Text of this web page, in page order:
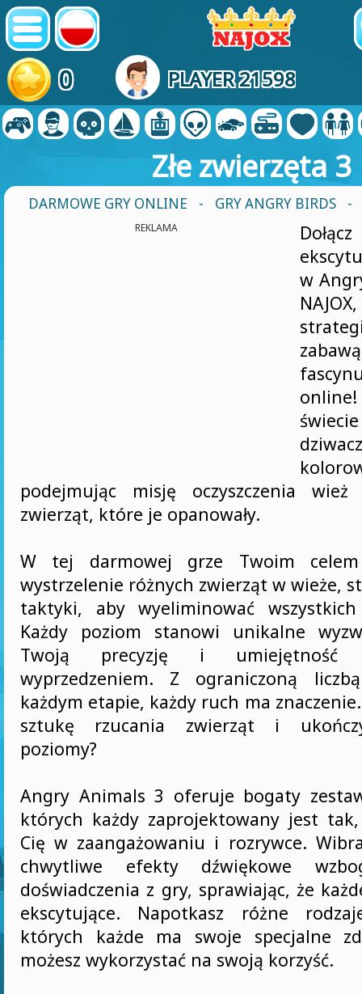
0 PLAYER 21598
Złe zwierzęta 3
DARMOWE GRY ONLINE - GRY ANGRY BIRDS -
REKLAMA
w
podejmując misję oczyszczenia
zwierząt, które je opanowały.
W tej darmowej grze Twoim
wystrzelenie różnych zwierząt w wieże,
taktyki, aby wyeliminować wszystkich
Każdy poziom stanowi unikalne
Twoją precyzję i umiejętność
wyprzedzeniem. Z ograniczoną
każdym etapie, każdy ruch ma
sztukę rzucania zwierząt i
poziomy?
Angry Animals 3 oferuje bogaty
których każdy zaprojektowany jest
Cię w zaangażowaniu i rozrywce.
chwytliwe efekty dźwiękowe
doświadczenia z gry, sprawiając, że
ekscytujące. Napotkasz różne
których każde ma swoje specjalne
możesz wykorzystać na swoją korzyść.